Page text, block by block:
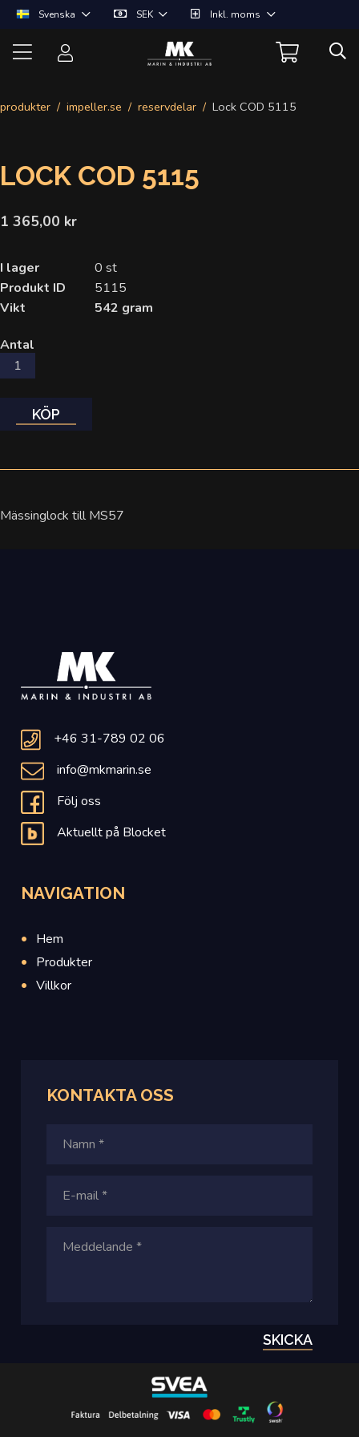
Svenska SEK Inkl. moms
produkter impeller.se reservdelar Lock COD 5115
LOCK COD 5115
1 365,00 kr
I lager
0 st
Produkt ID
5115
Vikt
542 gram
Antal
KÖP
Mässinglock till MS57
+46 31-789 02 06
info@mkmarin.se
Följ oss
Aktuellt på Blocket
NAVIGATION
Hem
Produkter
Villkor
KONTAKTAOSS
SKICKA